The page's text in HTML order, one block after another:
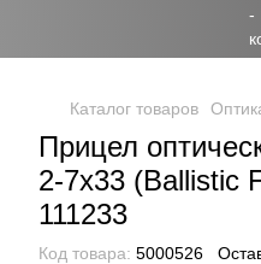
Каталог товаров
Прицел
2-7x33 (Ballistic
111233
Код товара: 5000526